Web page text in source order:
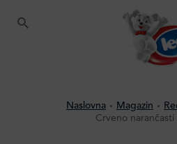
Naslovna Magazin
Crveno